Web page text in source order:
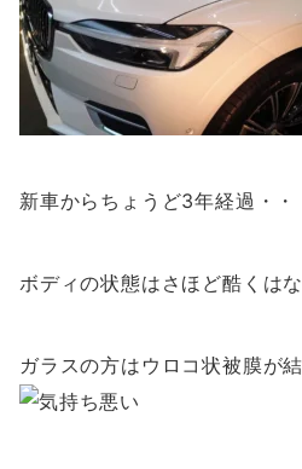
新車からちょうど3年経過・・
ボディの状態はさほど酷くはな
ガラスの方はウロコ状被膜が